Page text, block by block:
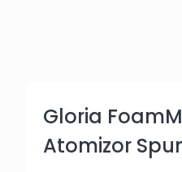
Gloria
Atomizor